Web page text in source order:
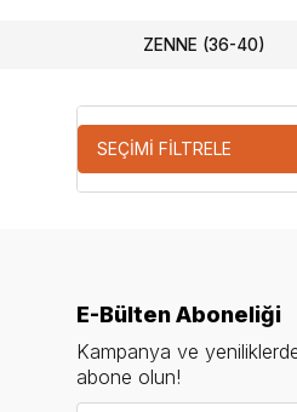
ZENNE (36-40)
SEÇIMI FILTRELE
E-Bülten Aboneliği
Kampanya ve
abone olun!